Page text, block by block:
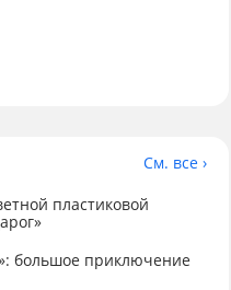
См. все ›
пластиковой
большое приключение